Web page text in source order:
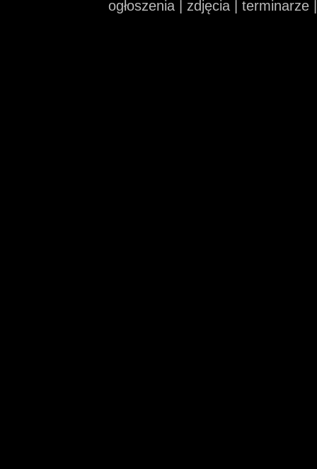
ogłoszenia | zdjęcia |